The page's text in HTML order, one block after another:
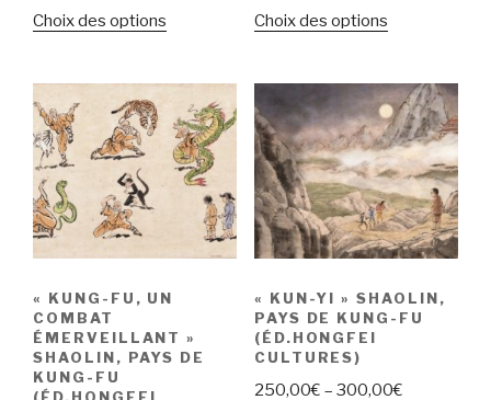
Choix des options
Choix des options
« KUNG-FU, UN
COMBAT
ÉMERVEILLANT »
SHAOLIN, PAYS DE
KUNG-FU
(ÉD.HONGFEI
« KUN-YI » SHAOLIN,
PAYS DE KUNG-FU
(ÉD.HONGFEI
CULTURES)
250,00€ – 300,00€